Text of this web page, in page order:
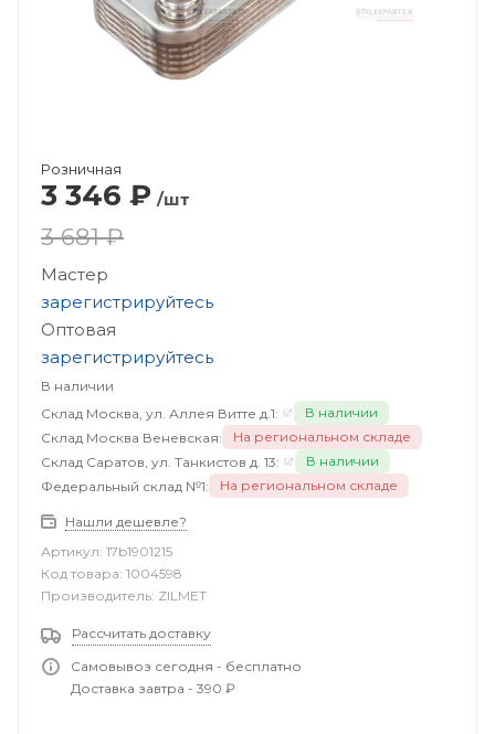
Розничная
3 346 ₽ /шт
3 681 ₽
Мастер
зарегистрируйтесь
Оптовая
зарегистрируйтесь
В наличии
Склад Москва, ул. Аллея Витте д.1:
В наличии
Склад Москва Веневская:
На региональном складе
Склад Саратов, ул. Танкистов д. 13:
В наличии
Федеральный склад №1:
На региональном складе
Нашли дешевле?
Артикул: 17b1901215
Код товара: 1004598
Производитель: ZILMET
Рассчитать доставку
Самовывоз сегодня - бесплатно
Доставка завтра - 390 ₽